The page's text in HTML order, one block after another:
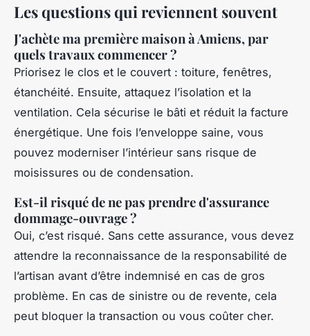
Les questions qui reviennent souvent
J'achète ma première maison à Amiens, par
quels travaux commencer ?
Priorisez le clos et le couvert : toiture, fenêtres,
étanchéité. Ensuite, attaquez l’isolation et la
ventilation. Cela sécurise le bâti et réduit la facture
énergétique. Une fois l’enveloppe saine, vous
pouvez moderniser l’intérieur sans risque de
moisissures ou de condensation.
Est-il risqué de ne pas prendre d'assurance
dommage-ouvrage ?
Oui, c’est risqué. Sans cette assurance, vous devez
attendre la reconnaissance de la responsabilité de
l’artisan avant d’être indemnisé en cas de gros
problème. En cas de sinistre ou de revente, cela
peut bloquer la transaction ou vous coûter cher.